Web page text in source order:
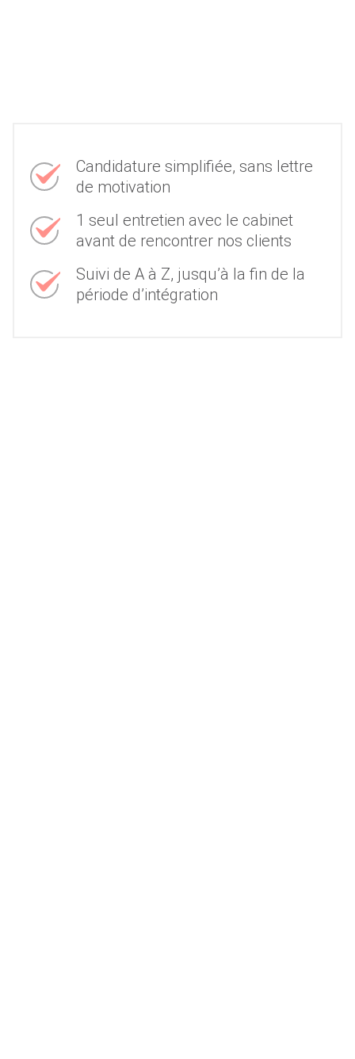
Candidature simplifiée, sans lettre
de motivation
1 seul entretien avec le cabinet
avant de rencontrer nos clients
Suivi de A à Z, jusqu’à la fin de la
période d’intégration